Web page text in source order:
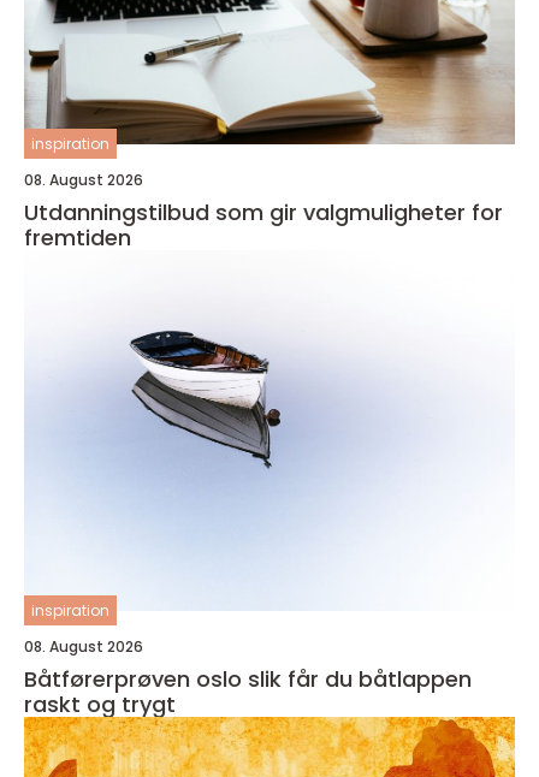
inspiration
08. August 2026
Utdanningstilbud som gir valgmuligheter for
fremtiden
inspiration
08. August 2026
Båtførerprøven oslo slik får du båtlappen
raskt og trygt